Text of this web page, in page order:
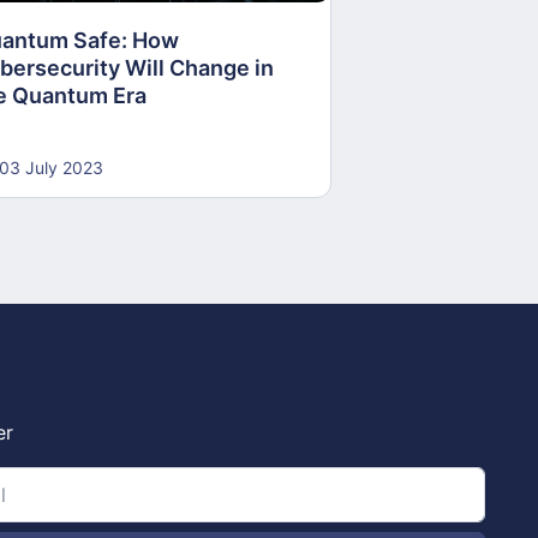
Safe: How
Will Change in
Quantum Era
03 July 2023